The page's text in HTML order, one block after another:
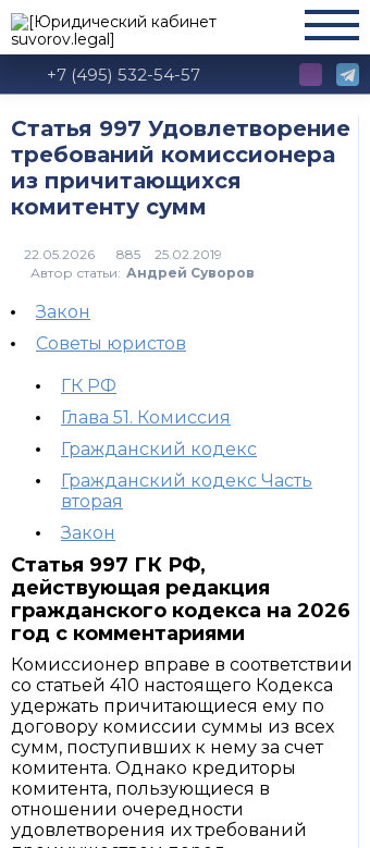
+7 (495) 532-54-57
Статья 997 Удовлетворение
требований комиссионера
из причитающихся
комитенту сумм
885
Автор статьи: Андрей Суворов
Закон
Советы юристов
ГК РФ
Глава 51. Комиссия
Гражданский кодекс
Гражданский кодекс Часть
вторая
Закон
Статья 997 ГК РФ,
действующая редакция
гражданского кодекса на 2026
год с комментариями
Комиссионер вправе в соответствии
со статьей 410 настоящего Кодекса
удержать причитающиеся ему по
договору комиссии суммы из всех
сумм, поступивших к нему за счет
комитента. Однако кредиторы
комитента, пользующиеся в
отношении очередности
удовлетворения их требований